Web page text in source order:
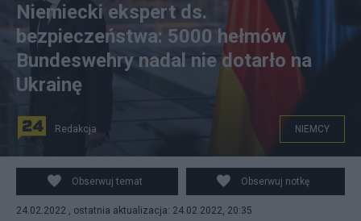
"5000 hełmów Bundeswehry nadal nie dotarło na
Ukrainę". Fot. PAP/EPA/Hannibal Hanschke / POOL
Niemiecki ekspert ds.
bezpieczeństwa: 5000 hełmów
Bundeswehry nadal nie dotarło na
Ukrainę
Redakcja NIEMCY
Obserwuj temat Obserwuj notkę
24.02.2022 , ostatnia aktualizacja: 24.02.2022, 20:35